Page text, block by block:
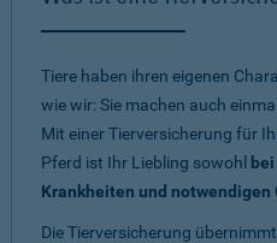
Tiere haben ihren eigenen
wie wir: Sie machen auch
Mit einer Tierversicherung für
Pferd ist Ihr Liebling sowohl
Krankheiten und notwendigen
Die Tierversicherung